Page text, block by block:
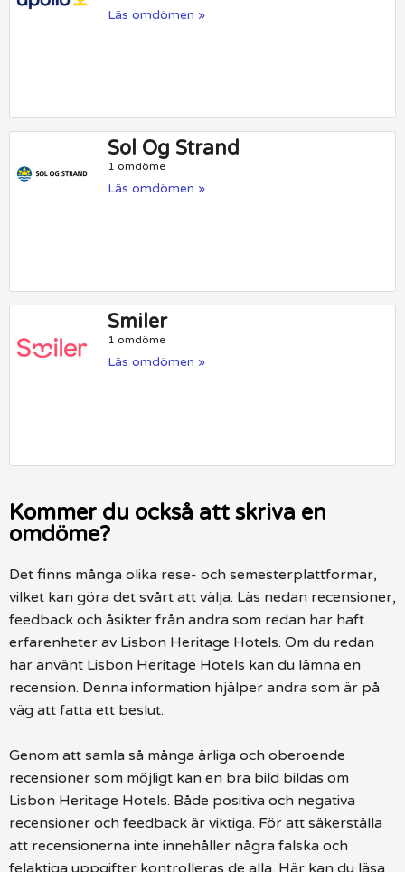
Läs omdömen »
Sol Og Strand
1 omdöme
Läs omdömen »
Smiler
1 omdöme
Läs omdömen »
Kommer du också att skriva en
omdöme?
Det finns många olika rese- och semesterplattformar,
vilket kan göra det svårt att välja. Läs nedan recensioner,
feedback och åsikter från andra som redan har haft
erfarenheter av Lisbon Heritage Hotels. Om du redan
har använt Lisbon Heritage Hotels kan du lämna en
recension. Denna information hjälper andra som är på
väg att fatta ett beslut.
Genom att samla så många ärliga och oberoende
recensioner som möjligt kan en bra bild bildas om
Lisbon Heritage Hotels. Både positiva och negativa
recensioner och feedback är viktiga. För att säkerställa
att recensionerna inte innehåller några falska och
felaktiga uppgifter kontrolleras de alla. Här kan du läsa